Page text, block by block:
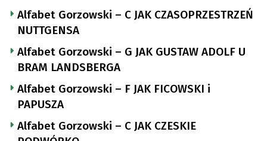
Alfabet Gorzowski – C JAK CZASOPRZESTRZEŃ
NUTTGENSA
Alfabet Gorzowski – G JAK GUSTAW ADOLF U
BRAM LANDSBERGA
Alfabet Gorzowski – F JAK FICOWSKI i
PAPUSZA
Alfabet Gorzowski – C JAK CZESKIE